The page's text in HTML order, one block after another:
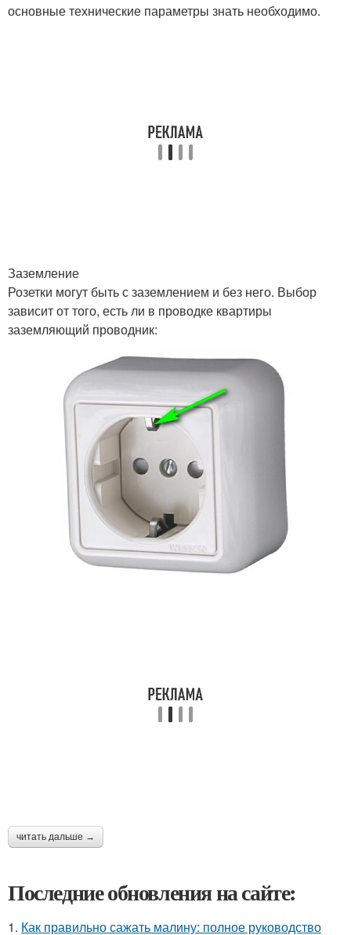
основные технические параметры знать необходимо.
Заземление
Розетки могут быть с заземлением и без него. Выбор
зависит от того, есть ли в проводке квартиры
заземляющий проводник:
читать дальше →
Последние обновления на сайте:
1. Как правильно сажать малину: полное руководство